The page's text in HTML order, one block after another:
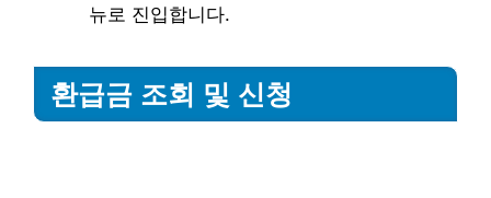
뉴로 진입합니다.
환급금 조회 및 신청